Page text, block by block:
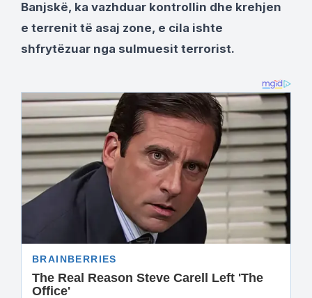
Banjskë, ka vazhduar kontrollin dhe krehjen
e terrenit të asaj zone, e cila ishte
shfrytëzuar nga sulmuesit terrorist.